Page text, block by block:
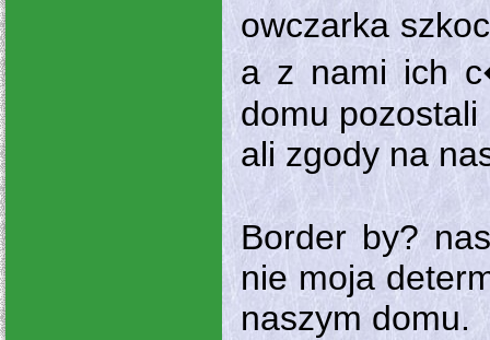
owczarka
a z nami ich
domu
ali zgody na
Border by?
nie moja
naszym domu.